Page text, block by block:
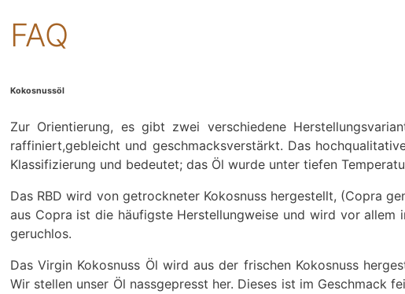
FAQ
Kokosnussöl
Zur Orientierung, es gibt zwei verschiedene
raffiniert,gebleicht und geschmacksverstärkt. Das
Klassifizierung und bedeutet; das Öl wurde unter tiefen
Das RBD wird von getrockneter Kokosnuss hergestellt, (Copra
aus Copra ist die häufigste Herstellungweise und wird vor allem
geruchlos.
Das Virgin Kokosnuss Öl wird aus der frischen Kokosnuss
Wir stellen unser Öl nassgepresst her. Dieses ist im